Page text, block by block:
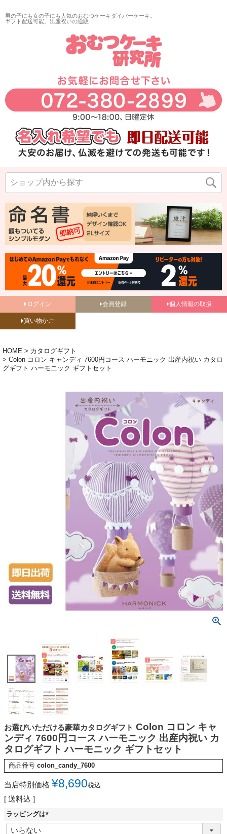
男の子にも女の子にも人気のおむつケーキダイパーケーキ。
ギフト配送可能。出産祝いの通販
ログイン 会員登録 個人情報の取扱
買い物かご
HOME
カタログギフト
Colon コロン キャンディ 7600円コース ハーモニック 出産内祝い カタロ
グギフト ハーモニック ギフトセット
お選びいただける豪華カタログギフト Colon コロン キャ
ンディ 7600円コース ハーモニック 出産内祝い カ
タログギフト ハーモニック ギフトセット
商品番号 colon_candy_7600
当店特別価格 ¥8,690税込
送料込
ラッピングは
(